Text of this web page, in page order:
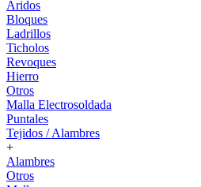
Áridos
Bloques
Ladrillos
Ticholos
Revoques
Hierro
Otros
Malla Electrosoldada
Puntales
Tejidos / Alambres
+
Alambres
Otros